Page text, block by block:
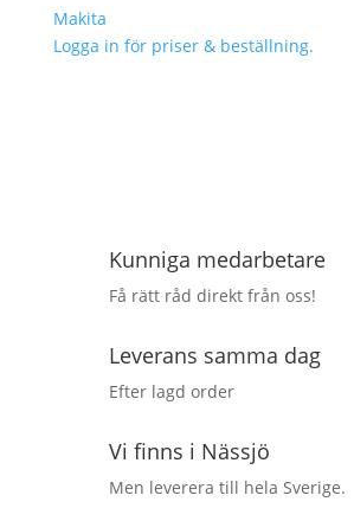
Makita
Logga in för priser & beställning.
Kunniga medarbetare
Få rätt råd direkt från oss!
Leverans samma dag
Efter lagd order
Vi finns i Nässjö
Men leverera till hela Sverige.